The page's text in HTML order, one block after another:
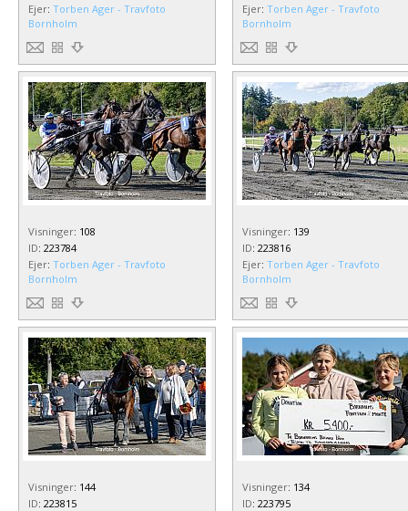
Ejer: Torben Ager - Travfoto
Bornholm
Ejer: Torben Ager - Travfoto
Bornholm
Visninger: 108
ID: 223784
Ejer: Torben Ager - Travfoto
Bornholm
Visninger: 139
ID: 223816
Ejer: Torben Ager - Travfoto
Bornholm
Visninger: 144
ID: 223815
Visninger: 134
ID: 223795